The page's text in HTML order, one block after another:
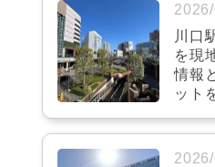
川口
を現
情報
ット